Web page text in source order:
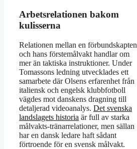
Arbetsrelationen bakom
kulisserna
Relationen mellan en förbundskapten
och hans förstemålvakt handlar om
mer än taktiska instruktioner. Under
Tomassons ledning utvecklades ett
samarbete där Olsens erfarenhet från
italiensk och engelsk klubbfotboll
vägdes mot danskens dragning till
detaljerad videoanalys. Det svenska
landslagets historia är full av starka
målvakts-tränarrelationer, men sällan
har en dansk ledare haft sådant
förtroende för en svensk målvakt.